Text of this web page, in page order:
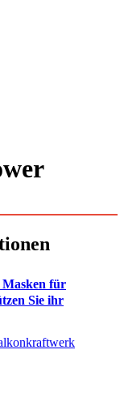
Tipps
Masken für
Sie ihr